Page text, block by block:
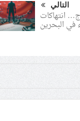
التالي
انتهاكات
في البحرين